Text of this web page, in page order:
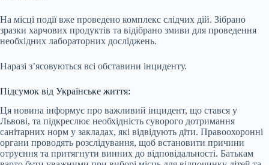
На місці події вже проведено комплекс слідчих дій. Зібрано
зразки харчових продуктів та відібрано змиви для проведення
необхідних лабораторних досліджень.
Наразі з’ясовуються всі обставини інциденту.
Підсумок від Українське життя:
Ця новина інформує про важливий інцидент, що стався у
Львові, та підкреслює необхідність суворого дотримання
санітарних норм у закладах, які відвідують діти. Правоохоронні
органи проводять розслідування, щоб встановити причини
отруєння та притягнути винних до відповідальності. Батькам